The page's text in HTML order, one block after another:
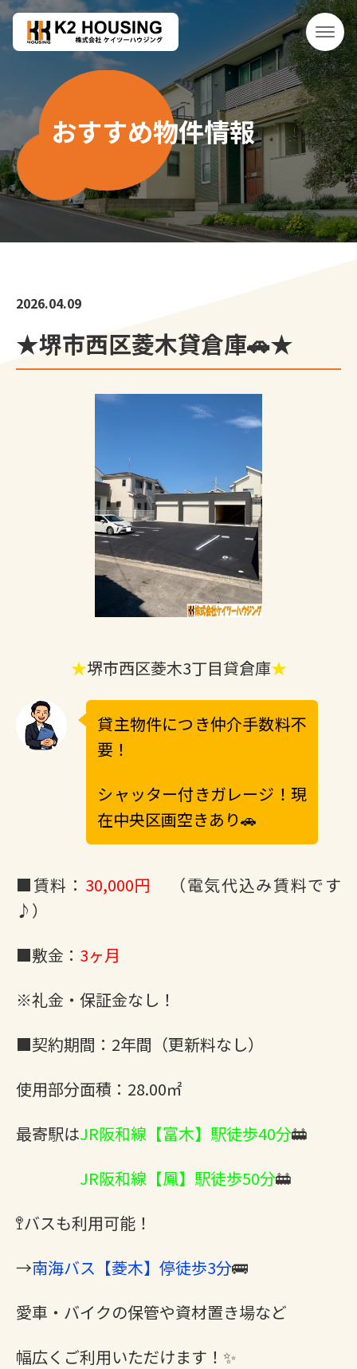
おすすめ物件情報
2026.04.09
★堺市西区菱木貸倉庫🚗★
★堺市西区菱木3丁目貸倉庫★
貸主物件につき仲介手数料不
要！
シャッター付きガレージ！現
在中央区画空きあり🚗
■賃料： 30,000円
（電気代込み賃料です
♪）
■敷金： 3ヶ月
※礼金・保証金なし！
■契約期間：2年間（更新料なし）
使用部分面積：28.00㎡
最寄駅はJR阪和線【富木】駅徒歩40分🚋
JR阪和線【鳳】駅徒歩50分🚋
🚏バスも利用可能！
→南海バス【菱木】停徒歩3分🚌
愛車・バイクの保管や資材置き場など
幅広くご利用いただけます！✨